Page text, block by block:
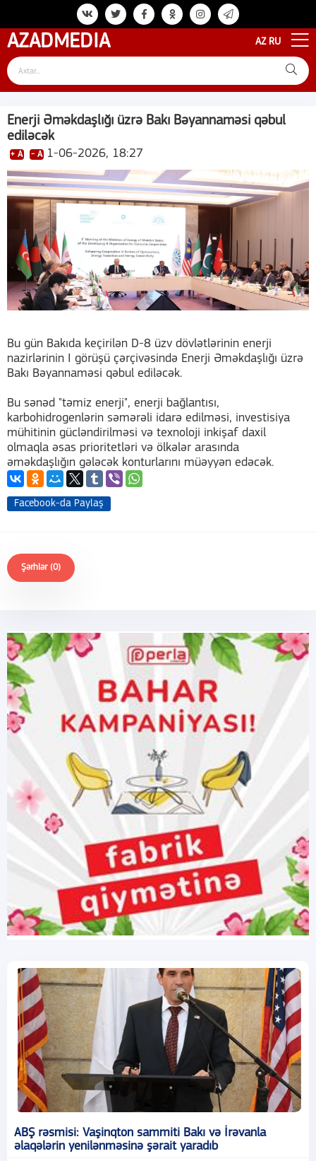
AZADMEDIA AZ RU
Enerji Əməkdaşlığı üzrə Bakı Bəyannaməsi qəbul
ediləcək
+ A - A 1-06-2026, 18:27
Bu gün Bakıda keçirilən D-8 üzv dövlətlərinin enerji
nazirlərinin I görüşü çərçivəsində Enerji Əməkdaşlığı üzrə
Bakı Bəyannaməsi qəbul ediləcək.
Bu sənəd "təmiz enerji", enerji bağlantısı,
karbohidrogenlərin səmərəli idarə edilməsi, investisiya
mühitinin gücləndirilməsi və texnoloji inkişaf daxil
olmaqla əsas prioritetləri və ölkələr arasında
əməkdaşlığın gələcək konturlarını müəyyən edəcək.
Facebook-da Paylaş
Şərhlər (0)
ABŞ rəsmisi: Vaşinqton sammiti Bakı və İrəvanla
əlaqələrin yenilənməsinə şərait yaradıb